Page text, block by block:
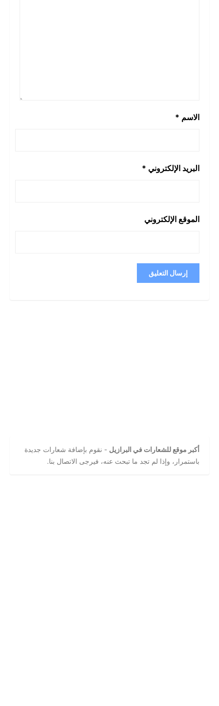
الاسم *
البريد الإلكتروني *
الموقع الإلكتروني
أكبر موقع للشعارات في البرازيل - نقوم بإضافة شعارات جديدة
باستمرار، وإذا لم تجد ما تبحث عنه، فيرجى الاتصال بنا.